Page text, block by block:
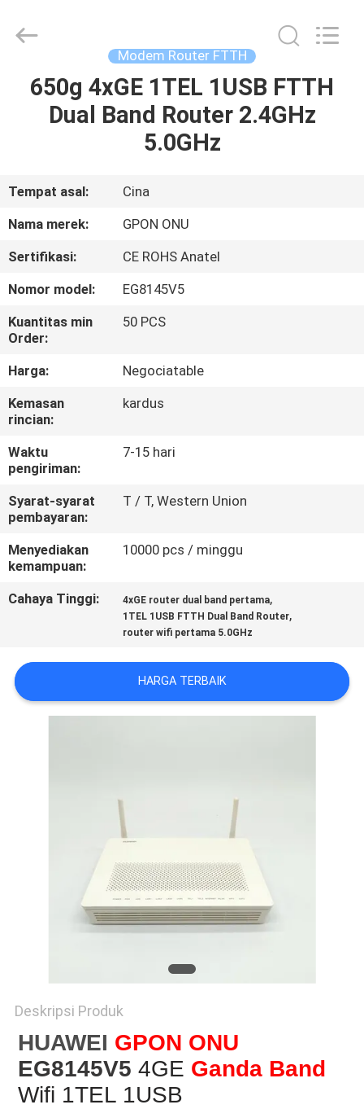
RUMAH
TENTANG
KAMI
TUR
PABRIK
KONTROL
KUALITAS
HUBUNGI
KAMI
PERMINTAAN
SITEMAP
POLICY
LIMITED.
Modem Router FTTH
650g 4xGE 1TEL 1USB FTTH
Dual Band Router 2.4GHz
5.0GHz
Tempat asal:
Cina
Nama merek:
GPON ONU
Sertifikasi:
CE ROHS Anatel
Nomor model:
EG8145V5
Kuantitas min
Order:
50 PCS
Harga:
Negociatable
Kemasan
rincian:
kardus
Waktu
pengiriman:
7-15 hari
Syarat-syarat
pembayaran:
T / T, Western Union
Menyediakan
kemampuan:
10000 pcs / minggu
Cahaya Tinggi: 4xGE router dual band pertama,
1TEL 1USB FTTH Dual Band Router,
router wifi pertama 5.0GHz
HARGA TERBAIK
Deskripsi Produk
HUAWEI GPON ONU
EG8145V5 4GE Ganda Band
Wifi 1TEL 1USB